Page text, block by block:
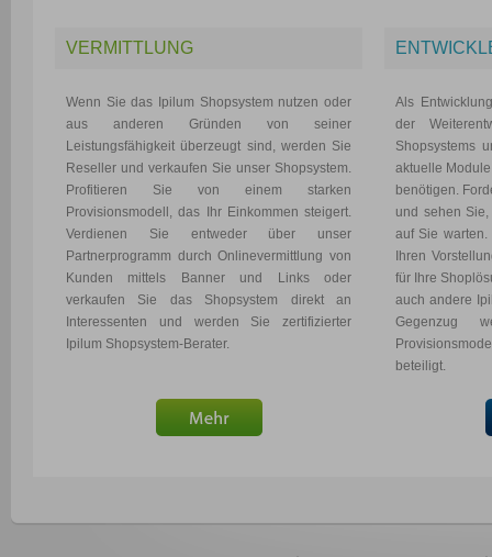
VERMITTLUNG
Wenn Sie das Ipilum Shopsystem nutzen oder
aus anderen Gründen von seiner
Leistungsfähigkeit überzeugt sind, werden Sie
Reseller und verkaufen Sie unser Shopsystem.
Profitieren Sie von einem starken
Provisionsmodell, das Ihr Einkommen steigert.
Verdienen Sie entweder über unser
Partnerprogramm durch Onlinevermittlung von
Kunden mittels Banner und Links oder
verkaufen Sie das Shopsystem direkt an
Interessenten und werden Sie zertifizierter
Ipilum Shopsystem-Berater.
Als
der
Shopsystems
aktuelle
benötigen.
und sehen
auf Sie
Ihren
für Ihre
auch andere
Gegenzug
beteiligt.